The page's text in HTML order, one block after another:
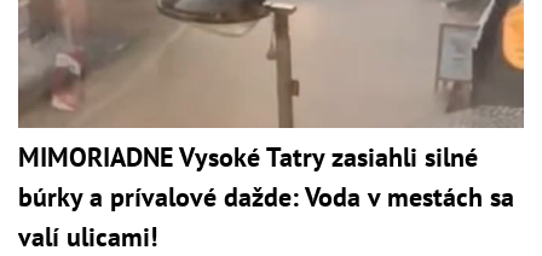
MIMORIADNE Vysoké Tatry zasiahli silné
búrky a prívalové dažde: Voda v mestách sa
valí ulicami!